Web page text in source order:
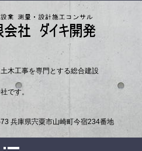
木工事を専門とする総合建設
です。
兵庫県宍粟市山崎町今宿234番地